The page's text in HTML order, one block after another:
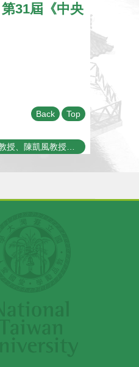
31屆《中央
Back Top
Next:《賀》本系 張寶棣教授、陳凱風教授、黃斯衍助理教授、高涌泉教授、董成淵教授、陳政維教授 當選 104學年度《教學優良教師》